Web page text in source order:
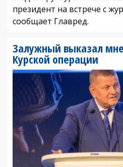
президент на встрече с
сообщает Главред.
Залужный выказал
Курской операции